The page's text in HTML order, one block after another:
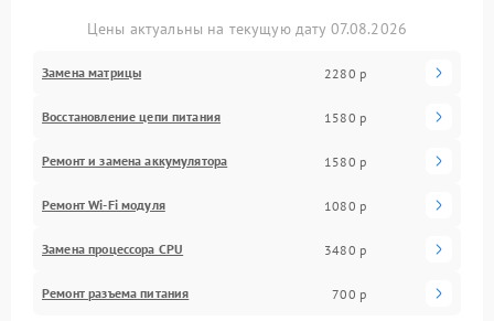
Цены актуальны на текущую дату 07.08.2026
Замена матрицы 2280 р
Восстановление цепи питания 1580 р
Ремонт и замена аккумулятора 1580 р
Ремонт Wi-Fi модуля 1080 р
Замена процессора CPU 3480 р
Ремонт разъема питания 700 р